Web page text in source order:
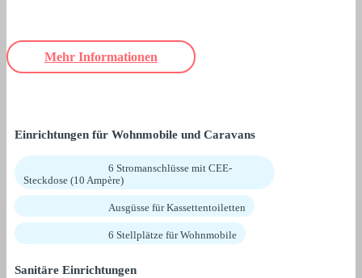
Mehr Informationen
Einrichtungen für Wohnmobile und Caravans
6 Stromanschlüsse mit CEE-
Steckdose (10 Ampère)
Ausgüsse für Kassettentoiletten
6 Stellplätze für Wohnmobile
Sanitäre Einrichtungen